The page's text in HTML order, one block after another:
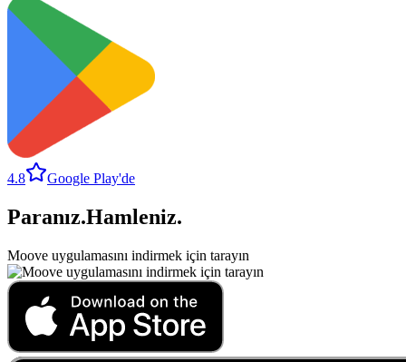
4.8 Google Play'de
Paranız.Hamleniz.
Moove uygulamasını indirmek için tarayın